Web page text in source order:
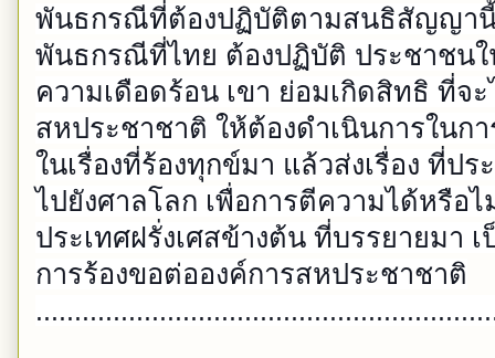
พันธกรณีที่ต้องปฏิบัติตามสนธิสัญญานี้
พันธกรณีที่ไทย ต้องปฏิบัติ ประชาชน
ความเดือดร้อน เขา ย่อมเกิดสิทธิ ที่จ
สหประชาชาติ ให้ต้องดำเนินการในก
ในเรื่องที่ร้องทุกข์มา แล้วส่งเรื่อง ที่ป
ไปยังศาลโลก เพื่อการตีความได้หรือ
ประเทศฝรั่งเศสข้างต้น ที่บรรยายมา
การร้องขอต่อองค์การสหประชาชาติ